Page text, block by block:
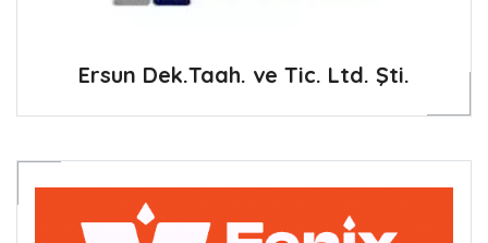
Ersun Dek.Taah. ve Tic. Ltd. Şti.